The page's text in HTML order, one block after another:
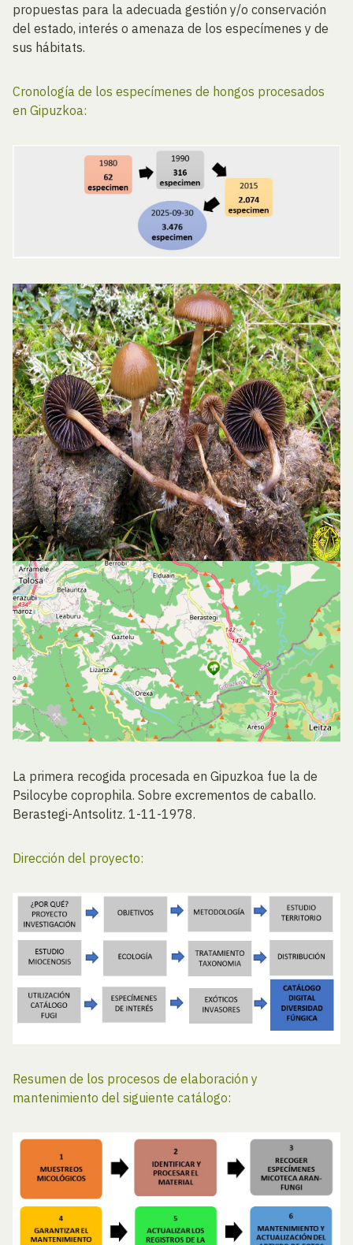
propuestas para la adecuada gestión y/o conservación
del estado, interés o amenaza de los especímenes y de
sus hábitats.
Cronología de los especímenes de hongos procesados
en Gipuzkoa:
La primera recogida procesada en Gipuzkoa fue la de
Psilocybe coprophila. Sobre excrementos de caballo.
Berastegi-Antsolitz. 1-11-1978.
Dirección del proyecto:
Resumen de los procesos de elaboración y
mantenimiento del siguiente catálogo: